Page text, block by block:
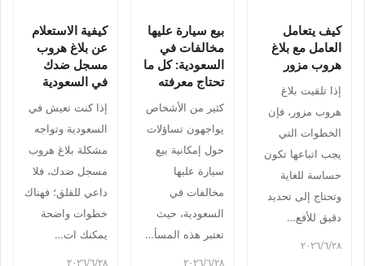
كيف يتعامل
العامل مع بلاغ
هروب مزور
إذا تلقيت بلاغ
هروب مزور، فإن
الخطوات التي
يجب اتباعها تكون
حساسة للغاية
وتحتاج إلى تحديد
دقيق للأفع…
٢٨‏/٦‏/٢٠٢٦
بيع سيارة عليها
مخالفات في
السعودية: كل ما
تحتاج معرفته
كثير من الأشخاص
يواجهون تساؤلات
حول إمكانية بيع
سيارة عليها
مخالفات في
السعودية، حيث
تعتبر هذه المسأ…
٢٨‏/٦‏/٢٠٢٦
كيفية الاستعلام
عن بلاغ هروب
مسجل ضدك
في السعودية
إذا كنت تعيش في
السعودية وتواجه
مشكلة بلاغ هروب
مسجل ضدك، فلا
داعي للقلق؛ فهناك
خطوات واضحة
يمكنك ات…
٢٨‏/٦‏/٢٠٢٦